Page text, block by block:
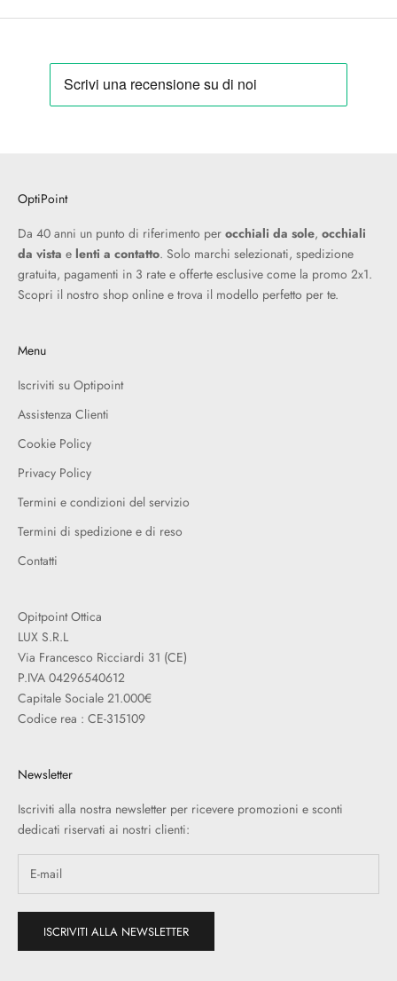
OptiPoint
Da 40 anni un punto di riferimento per occhiali da sole, occhiali
da vista e lenti a contatto. Solo marchi selezionati, spedizione
gratuita, pagamenti in 3 rate e offerte esclusive come la promo 2x1.
Scopri il nostro shop online e trova il modello perfetto per te.
Menu
Iscriviti su Optipoint
Assistenza Clienti
Cookie Policy
Privacy Policy
Termini e condizioni del servizio
Termini di spedizione e di reso
Contatti
Opitpoint Ottica
LUX S.R.L
Via Francesco Ricciardi 31 (CE)
P.IVA 04296540612
Capitale Sociale 21.000€
Codice rea : CE-315109
Newsletter
Iscriviti alla nostra newsletter per ricevere promozioni e sconti
dedicati riservati ai nostri clienti:
ISCRIVITI ALLA NEWSLETTER